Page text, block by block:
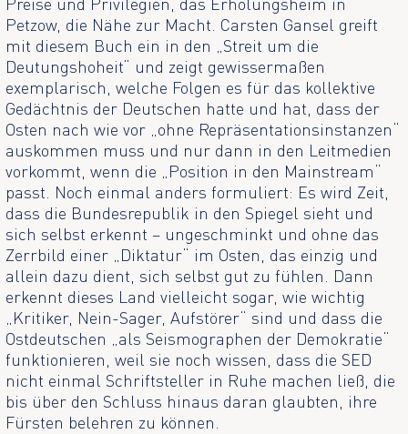
Petzow, die Nähe zur Macht. Carsten Gansel greift
mit diesem Buch ein in den „Streit um die
Deutungshoheit“ und zeigt gewissermaßen
exemplarisch, welche Folgen es für das kollektive
Gedächtnis der Deutschen hatte und hat, dass der
Osten nach wie vor „ohne Repräsentationsinstanzen“
auskommen muss und nur dann in den Leitmedien
vorkommt, wenn die „Position in den Mainstream“
passt. Noch einmal anders formuliert: Es wird Zeit,
dass die Bundesrepublik in den Spiegel sieht und
sich selbst erkennt – ungeschminkt und ohne das
Zerrbild einer „Diktatur“ im Osten, das einzig und
allein dazu dient, sich selbst gut zu fühlen. Dann
erkennt dieses Land vielleicht sogar, wie wichtig
„Kritiker, Nein-Sager, Aufstörer“ sind und dass die
Ostdeutschen „als Seismographen der Demokratie“
funktionieren, weil sie noch wissen, dass die SED
nicht einmal Schriftsteller in Ruhe machen ließ, die
bis über den Schluss hinaus daran glaubten, ihre
Fürsten belehren zu können.